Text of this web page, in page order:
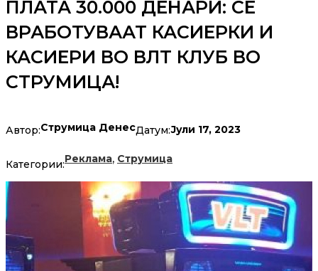
ПЛАТА 30.000 ДЕНАРИ: СЕ
ВРАБОТУВААТ КАСИЕРКИ И
КАСИЕРИ ВО ВЛТ КЛУБ ВО
СТРУМИЦА!
Автор:Струмица ДенесДатум:Јули 17, 2023
Категории:Реклама, Струмица